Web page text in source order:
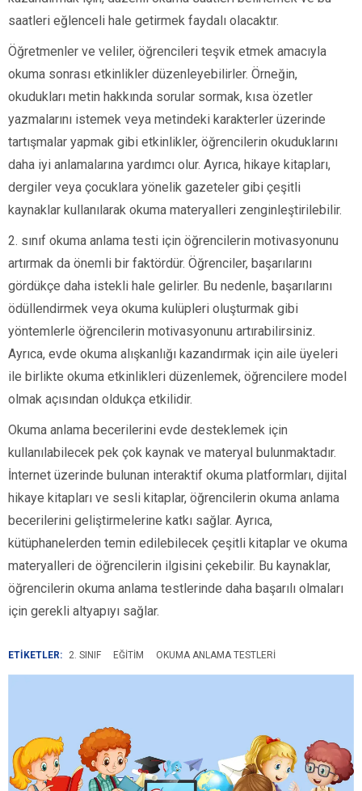
saatleri eğlenceli hale getirmek faydalı olacaktır.
Öğretmenler ve veliler, öğrencileri teşvik etmek amacıyla
okuma sonrası etkinlikler düzenleyebilirler. Örneğin,
okudukları metin hakkında sorular sormak, kısa özetler
yazmalarını istemek veya metindeki karakterler üzerinde
tartışmalar yapmak gibi etkinlikler, öğrencilerin okuduklarını
daha iyi anlamalarına yardımcı olur. Ayrıca, hikaye kitapları,
dergiler veya çocuklara yönelik gazeteler gibi çeşitli
kaynaklar kullanılarak okuma materyalleri zenginleştirilebilir.
2. sınıf okuma anlama testi için öğrencilerin motivasyonunu
artırmak da önemli bir faktördür. Öğrenciler, başarılarını
gördükçe daha istekli hale gelirler. Bu nedenle, başarılarını
ödüllendirmek veya okuma kulüpleri oluşturmak gibi
yöntemlerle öğrencilerin motivasyonunu artırabilirsiniz.
Ayrıca, evde okuma alışkanlığı kazandırmak için aile üyeleri
ile birlikte okuma etkinlikleri düzenlemek, öğrencilere model
olmak açısından oldukça etkilidir.
Okuma anlama becerilerini evde desteklemek için
kullanılabilecek pek çok kaynak ve materyal bulunmaktadır.
İnternet üzerinde bulunan interaktif okuma platformları, dijital
hikaye kitapları ve sesli kitaplar, öğrencilerin okuma anlama
becerilerini geliştirmelerine katkı sağlar. Ayrıca,
kütüphanelerden temin edilebilecek çeşitli kitaplar ve okuma
materyalleri de öğrencilerin ilgisini çekebilir. Bu kaynaklar,
öğrencilerin okuma anlama testlerinde daha başarılı olmaları
için gerekli altyapıyı sağlar.
ETİKETLER: 2. SINIF EĞITIM OKUMA ANLAMA TESTLERI